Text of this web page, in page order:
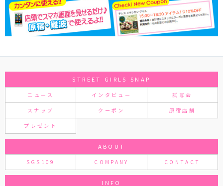
STREET GIRLS SNAP
ニュース インタビュー 試写会
スナップ クーポン 原宿店舗
プレゼント
ABOUT
SGS109 COMPANY CONTACT
INFO